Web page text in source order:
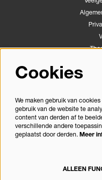
Meld je
Cookies
We maken gebruik van
gebruik van de website te
content van derden af te
verschillende andere
geplaatst door derden. Meer
ALLEEN